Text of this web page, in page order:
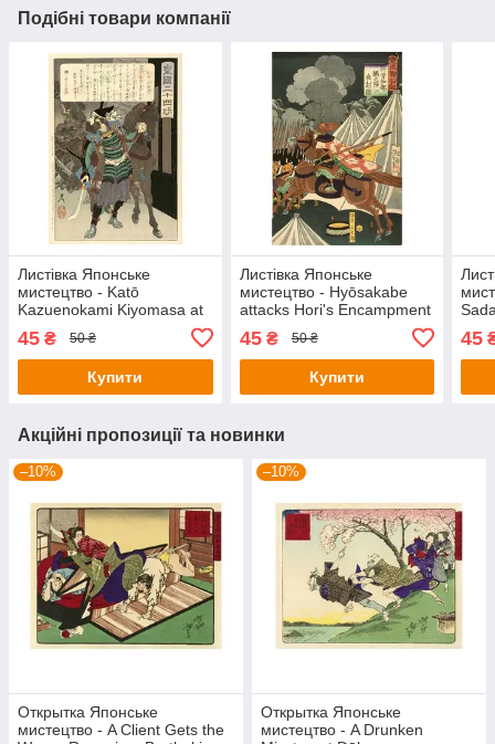
Подібні товари компанії
Листівка Японське
мистецтво - Katō
Kazuenokami Kiyomasa at
the Fall of Fushimi Castle,
publ. 1893
45 ₴ 50 ₴
Купити
Листівка Японське
мистецтво - Hyōsakabe
attacks Hori's Encampment
45₴ 50 ₴
Купити
45
Акційні пропозиції та новинки
–10%
Открытка Японське
мистецтво - A Client Gets the
–10%
Открытка Японське
мистецтво - A Drunken